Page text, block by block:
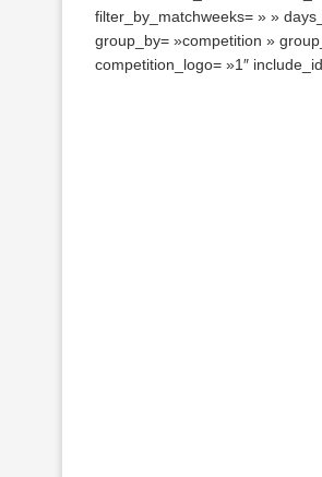
filter_by_matchweeks= » »
group_by= »competition »
competition_logo= »1″